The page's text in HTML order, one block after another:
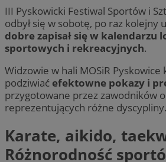
III Pyskowicki Festiwal Sportów i
odbył się w sobotę, po raz kolejny
dobre zapisał się w kalendarzu
sportowych i rekreacyjnych.
Widzowie w hali MOSiR
podziwiać efektowne pokazy i
przygotowane przez zawodników
reprezentujących różne dyscypliny.
Karate, aikido,
Różnorodność